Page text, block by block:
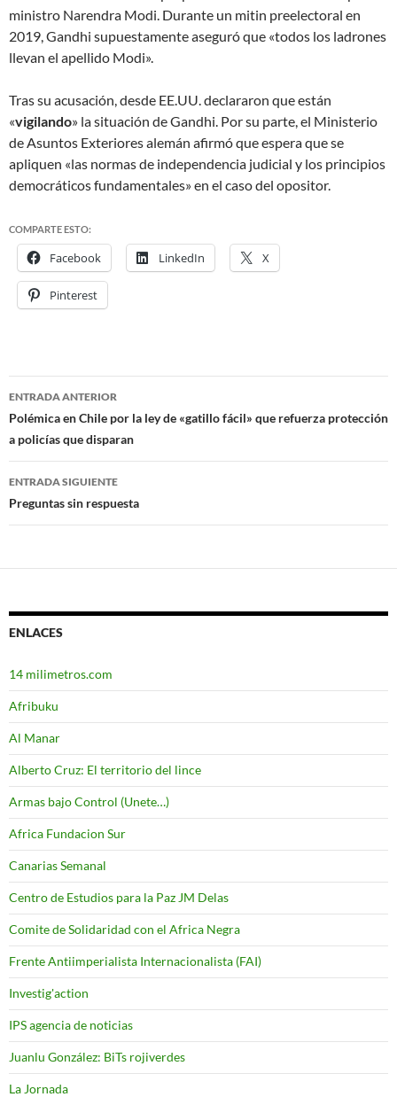
ministro Narendra Modi. Durante un mitin preelectoral en
2019, Gandhi supuestamente aseguró que «todos los ladrones
llevan el apellido Modi».
Tras su acusación, desde EE.UU. declararon que están
«vigilando» la situación de Gandhi. Por su parte, el Ministerio
de Asuntos Exteriores alemán afirmó que espera que se
apliquen «las normas de independencia judicial y los principios
democráticos fundamentales» en el caso del opositor.
COMPARTE ESTO:
Facebook LinkedIn X
Pinterest
Navegación
de
entradas
ENTRADA ANTERIOR
Polémica en Chile por la ley de «gatillo fácil» que refuerza protección
a policías que disparan
ENTRADA SIGUIENTE
Preguntas sin respuesta
ENLACES
14 milimetros.com
Afribuku
Al Manar
Alberto Cruz: El territorio del lince
Armas bajo Control (Unete…)
Africa Fundacion Sur
Canarias Semanal
Centro de Estudios para la Paz JM Delas
Comite de Solidaridad con el Africa Negra
Frente Antiimperialista Internacionalista (FAI)
Investig'action
IPS agencia de noticias
Juanlu González: BiTs rojiverdes
La Jornada